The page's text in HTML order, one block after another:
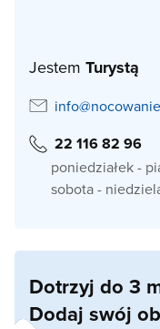
Jestem Turystą
22 116 82 96
poniedziałek -
sobota -
Dotrzyj do 3
Dodaj swój